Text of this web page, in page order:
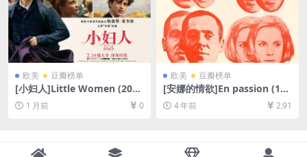
欧美 豆瓣榜单
[小妇人]Little Women (201
9)[百度网盘+夸克网盘1080P
超清未删减资源][网盘在线播
1 月前 0
欧美 豆瓣榜单
[安娜的情欲]En passion (196
9)[百度网盘+迅雷云盘资源10
80P超清未删减][MP4/6GB]
4 年前 2.91